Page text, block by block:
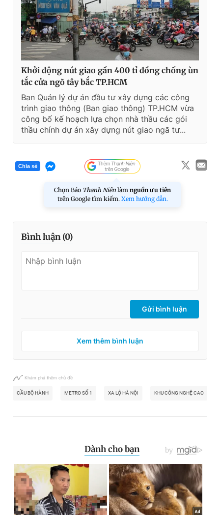
e
Khởi động nút giao gần 400 tỉ đồng chống ùn
tắc cửa ngõ tây bắc TP.HCM
Ban Quản lý dự án đầu tư xây dựng các công
trình giao thông (Ban giao thông) TP.HCM vừa
công bố kế hoạch lựa chọn nhà thầu các gói
thầu chính dự án xây dựng nút giao ngã tư...
Chia sẻ
Chọn Báo Thanh Niên làm nguồn ưu tiên
trên Google tìm kiếm. Xem hướng dẫn.
Bình luận (0)
Gửi bình luận
Xem thêm bình luận
Khám phá thêm chủ đề
CẦU BỘ HÀNH METRO SỐ 1 XA LỘ HÀ NỘI KHU CÔNG NGHỆ CAO